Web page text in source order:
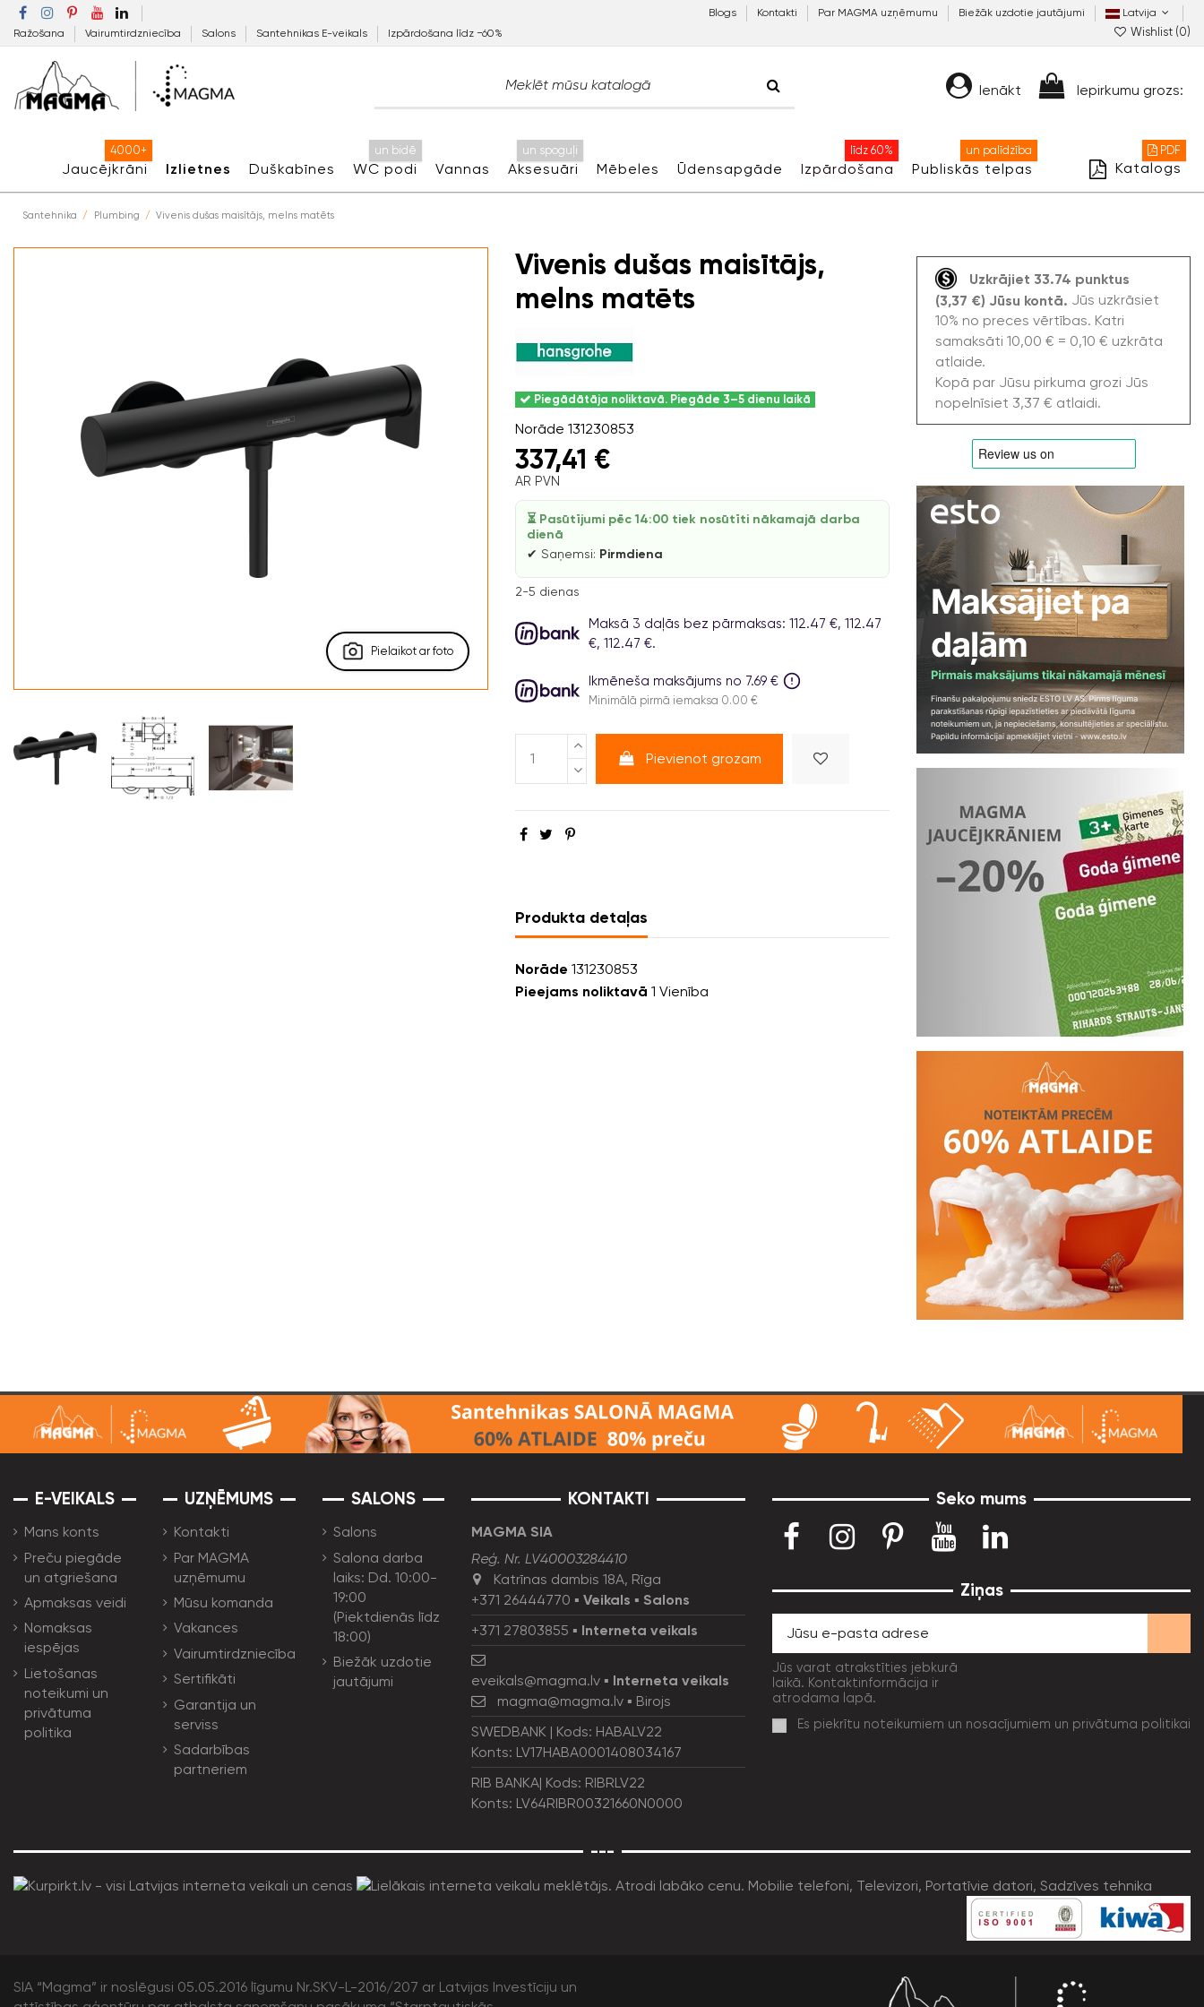
Ražošana Vairumtirdzniecība Salons Santehnikas E-veikals Izpārdošana līdz −60%
Blogs Kontakti Par MAGMA uzņēmumu Biežāk uzdotie jautājumi Latvija
Wishlist (0)
Ienākt Iepirkumu grozs:
Jaucējkrāni
4000+
Izlietnes Duškabīnes WC podi
un bidē
Vannas Aksesuāri
un spoguļi
Mēbeles Ūdensapgāde Izpārdošana
līdz 60%
Publiskās telpas
un palīdzība
Katalogs
PDF
Santehnika Plumbing Vivenis dušas maisītājs, melns matēts
Pielaikot ar foto
Vivenis dušas maisītājs,
melns matēts
Piegādātāja noliktavā. Piegāde 3–5 dienu laikā
Norāde 131230853
337,41 €
AR PVN
⏳ Pasūtījumi pēc 14:00 tiek nosūtīti nākamajā darba
dienā
✔ Saņemsi: Pirmdiena
2-5 dienas
Maksā 3 daļās bez pārmaksas: 112.47 €, 112.47
€, 112.47 €.
Ikmēneša maksājums no 7.69 €
Minimālā pirmā iemaksa 0.00 €
Pievienot grozam
Produkta detaļas
Norāde 131230853
Pieejams noliktavā 1 Vienība
Uzkrājiet 33.74 punktus
(3,37 €) Jūsu kontā. Jūs uzkrāsiet
10% no preces vērtības. Katri
samaksāti 10,00 € = 0,10 € uzkrāta
atlaide.
Kopā par Jūsu pirkuma grozi Jūs
nopelnīsiet 3,37 € atlaidi.
E-VEIKALS
Mans konts
Preču piegāde
un atgriešana
Apmaksas veidi
Nomaksas
iespējas
Lietošanas
noteikumi un
privātuma
politika
UZŅĒMUMS
Kontakti
Par MAGMA
uzņēmumu
Mūsu komanda
Vakances
Vairumtirdzniecība
Sertifikāti
Garantija un
serviss
Sadarbības
partneriem
SALONS
Salons
Salona darba
laiks: Dd. 10:00-
19:00
(Piektdienās līdz
18:00)
Biežāk uzdotie
jautājumi
KONTAKTI
MAGMA SIA
Reģ. Nr. LV40003284410
Katrīnas dambis 18A, Rīga
+371 26444770 ▪ Veikals ▪ Salons
+371 27803855 ▪ Interneta veikals
eveikals@magma.lv ▪ Interneta veikals
magma@magma.lv▪ Birojs
SWEDBANK | Kods: HABALV22
Konts: LV17HABA0001408034167
RIB BANKA| Kods: RIBRLV22
Konts: LV64RIBR00321660N0000
Seko mums
Ziņas
Jūs varat atrakstīties jebkurā
laikā. Kontaktinformācija ir
atrodama lapā.
Es piekrītu noteikumiem un nosacījumiem un privātuma politikai
---
SIA “Magma” ir noslēgusi 05.05.2016 līgumu Nr.SKV-L-2016/207 ar Latvijas Investīciju un